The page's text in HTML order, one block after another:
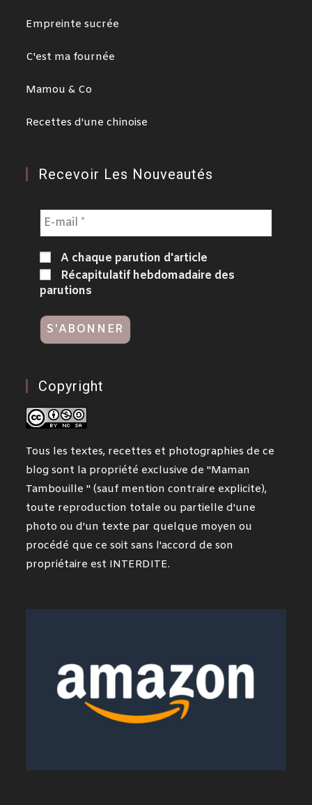
Empreinte sucrée
C'est ma fournée
Mamou & Co
Recettes d'une chinoise
Recevoir Les Nouveautés
A chaque parution d'article
Récapitulatif hebdomadaire des
parutions
Copyright
Tous les textes, recettes et photographies de ce
blog sont la propriété exclusive de "Maman
Tambouille " (sauf mention contraire explicite),
toute reproduction totale ou partielle d'une
photo ou d'un texte par quelque moyen ou
procédé que ce soit sans l'accord de son
propriétaire est INTERDITE.